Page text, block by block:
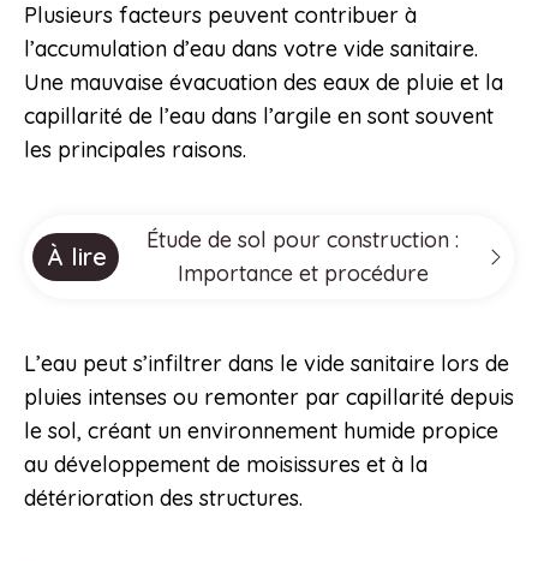
Plusieurs facteurs peuvent contribuer à
l’accumulation d’eau dans votre vide sanitaire.
Une mauvaise évacuation des eaux de pluie et la
capillarité de l’eau dans l’argile en sont souvent
les principales raisons.
À lire
Étude de sol pour construction :
Importance et procédure
L’eau peut s’infiltrer dans le vide sanitaire lors de
pluies intenses ou remonter par capillarité depuis
le sol, créant un environnement humide propice
au développement de moisissures et à la
détérioration des structures.